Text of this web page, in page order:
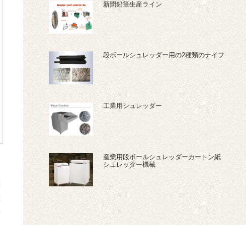
新聞鉛筆生産ライン
段ボールシュレッダー用の2種類のナイフ
工業用シュレッダー
産業用段ボールシュレッダーカートン紙
シュレッダー機械